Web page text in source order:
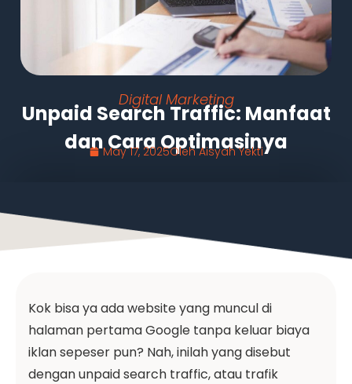
Digital Marketing
Unpaid Search Traffic: Manfaat
dan Cara Optimasinya
May 17, 2025OlehAisyah Yekti
Kok bisa ya ada website yang muncul di
halaman pertama Google tanpa keluar biaya
iklan sepeser pun? Nah, inilah yang disebut
dengan unpaid search traffic, atau trafik